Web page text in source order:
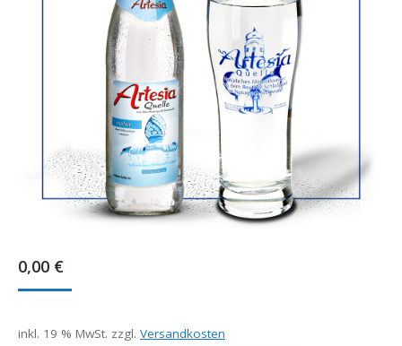
0,00 €
inkl. 19 % MwSt. zzgl. Versandkosten